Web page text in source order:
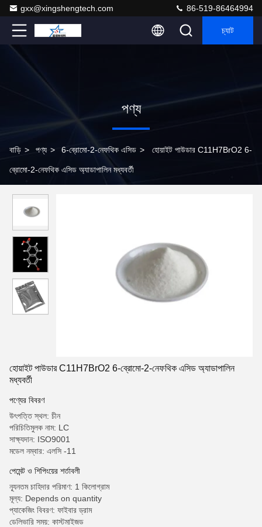
gxx@xingshengtech.com 86-519-86464994
চ্যাট
পণ্য
বাড়ি > পণ্য > 6-ব্রোমো-2-নেফথিক এসিড > হোয়াইট পাউডার C11H7BrO2 6-
ব্রোমো-2-নেফথিক এসিড অ্যাডাপালিন মধ্যবর্তী
হোয়াইট পাউডার C11H7BrO2 6-ব্রোমো-2-নেফথিক এসিড অ্যাডাপালিন
মধ্যবর্তী
পণ্যের বিবরণ
উৎপত্তি স্থল: চীন
পরিচিতিমুলক নাম: LC
সাক্ষ্যদান: ISO9001
মডেল নম্বার: এলসি -11
পেমেন্ট ও শিপিংয়ের শর্তাবলী
ন্যূনতম চাহিদার পরিমাণ: 1 কিলোগ্রাম
মূল্য: Depends on quantity
প্যাকেজিং বিবরণ: ফাইবার ড্রাম
ডেলিভারি সময়: কাস্টমাইজড